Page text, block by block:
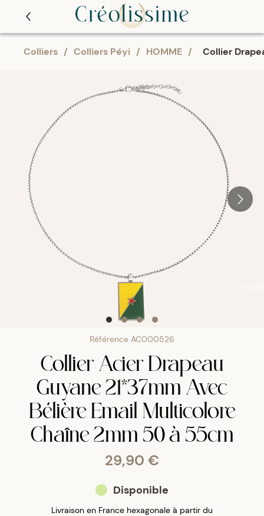
Colliers / Colliers Péyi / HOMME / Collier
Référence AC000526
Collier Acier Drapeau
Guyane 21*37mm Avec
Bélière Email Multicolore
Chaîne 2mm 50 à 55cm
29,90 €
Disponible
Livraison en France hexagonale à partir du